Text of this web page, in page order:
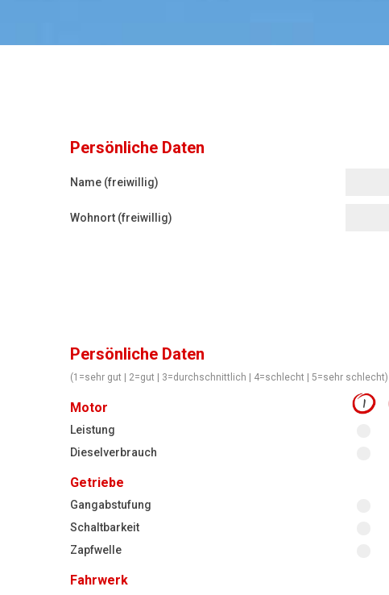
Persönliche Daten
Name (freiwillig)
Wohnort (freiwillig)
Persönliche Daten
(1=sehr gut | 2=gut | 3=durchschnittlich | 4=schlecht | 5=sehr schlecht)
Motor 1
Leistung
Dieselverbrauch
Getriebe
Gangabstufung
Schaltbarkeit
Zapfwelle
Fahrwerk